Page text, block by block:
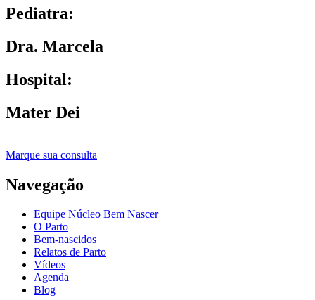
Pediatra:
Dra. Marcela
Hospital:
Mater Dei
Marque sua consulta
Navegação
Equipe Núcleo Bem Nascer
O Parto
Bem-nascidos
Relatos de Parto
Vídeos
Agenda
Blog